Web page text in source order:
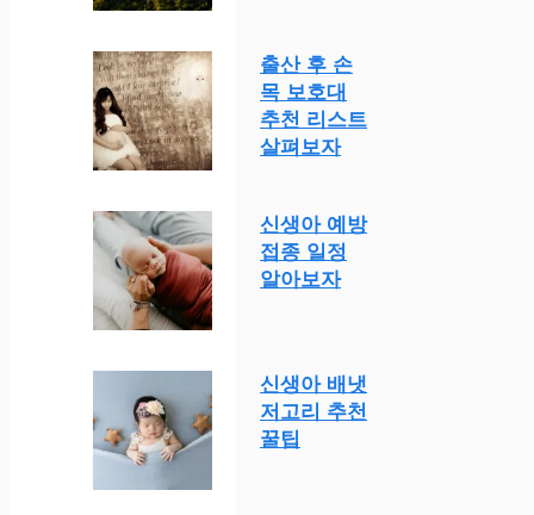
출산 후 손
목 보호대
추천 리스트
살펴보자
신생아 예방
접종 일정
알아보자
신생아 배냇
저고리 추천
꿀팁